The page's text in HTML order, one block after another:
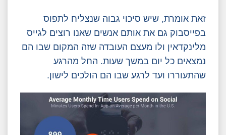
זאת אומרת, שיש סיכוי גבוה שנצליח לתפוס
בפייסבוק גם את אותם אנשים שאנו רוצים לגייס
מלינקדאין ולו מעצם העובדה שזה המקום שבו הם
נמצאים כל יום במשך שעות. החל מהרגע
שהתעוררו ועד לרגע שבו הם הולכים לישון.